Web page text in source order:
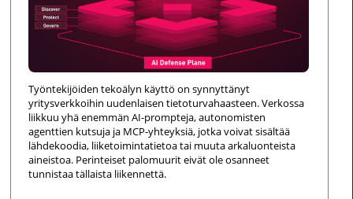
Työntekijöiden tekoälyn käyttö on synnyttänyt
yritysverkkoihin uudenlaisen tietoturvahaasteen. Verkossa
liikkuu yhä enemmän AI-prompteja, autonomisten
agenttien kutsuja ja MCP-yhteyksiä, jotka voivat sisältää
lähdekoodia, liiketoimintatietoa tai muuta arkaluonteista
aineistoa. Perinteiset palomuurit eivät ole osanneet
tunnistaa tällaista liikennettä.